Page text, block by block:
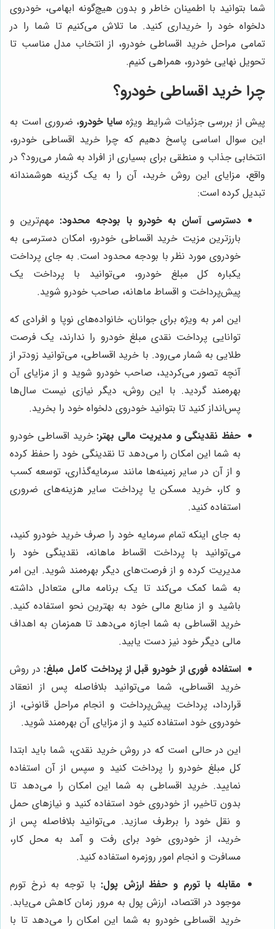
شما بتوانید با اطمینان خاطر و بدون هیچ‌گونه ابهامی، خودروی
دلخواه خود را خریداری کنید. ما تلاش می‌کنیم تا شما را در
تمامی مراحل خرید اقساطی خودرو، از انتخاب مدل مناسب تا
تحویل نهایی خودرو، همراهی کنیم.
چرا خرید اقساطی خودرو؟
پیش از بررسی جزئیات شرایط ویژه سایا خودرو، ضروری است به
این سوال اساسی پاسخ دهیم که چرا خرید اقساطی خودرو،
انتخابی جذاب و منطقی برای بسیاری از افراد به شمار می‌رود؟ در
واقع، مزایای این روش خرید، آن را به یک گزینه هوشمندانه
تبدیل کرده است:
دسترسی آسان به خودرو با بودجه محدود: مهم‌ترین و
بارزترین مزیت خرید اقساطی خودرو، امکان دسترسی به
خودروی مورد نظر با بودجه محدود است. به جای پرداخت
یکباره کل مبلغ خودرو، می‌توانید با پرداخت یک
پیش‌پرداخت و اقساط ماهانه، صاحب خودرو شوید.
این امر به ویژه برای جوانان، خانواده‌های نوپا و افرادی که
توانایی پرداخت نقدی مبلغ خودرو را ندارند، یک فرصت
طلایی به شمار می‌رود. با خرید اقساطی، می‌توانید زودتر از
آنچه تصور می‌کردید، صاحب خودرو شوید و از مزایای آن
بهره‌مند گردید. با این روش، دیگر نیازی نیست سال‌ها
پس‌انداز کنید تا بتوانید خودروی دلخواه خود را بخرید.
حفظ نقدینگی و مدیریت مالی بهتر: خرید اقساطی خودرو
به شما این امکان را می‌دهد تا نقدینگی خود را حفظ کرده
و از آن در سایر زمینه‌ها مانند سرمایه‌گذاری، توسعه کسب
و کار، خرید مسکن یا پرداخت سایر هزینه‌های ضروری
استفاده کنید.
به جای اینکه تمام سرمایه خود را صرف خرید خودرو کنید،
می‌توانید با پرداخت اقساط ماهانه، نقدینگی خود را
مدیریت کرده و از فرصت‌های دیگر بهره‌مند شوید. این امر
به شما کمک می‌کند تا یک برنامه مالی متعادل داشته
باشید و از منابع مالی خود به بهترین نحو استفاده کنید.
خرید اقساطی به شما اجازه می‌دهد تا همزمان به اهداف
مالی دیگر خود نیز دست یابید.
استفاده فوری از خودرو قبل از پرداخت کامل مبلغ: در روش
خرید اقساطی، شما می‌توانید بلافاصله پس از انعقاد
قرارداد، پرداخت پیش‌پرداخت و انجام مراحل قانونی، از
خودروی خود استفاده کنید و از مزایای آن بهره‌مند شوید.
این در حالی است که در روش خرید نقدی، شما باید ابتدا
کل مبلغ خودرو را پرداخت کنید و سپس از آن استفاده
نمایید. خرید اقساطی به شما این امکان را می‌دهد تا
بدون تاخیر، از خودروی خود استفاده کنید و نیازهای حمل
و نقل خود را برطرف سازید. می‌توانید بلافاصله پس از
خرید، از خودروی خود برای رفت و آمد به محل کار،
مسافرت و انجام امور روزمره استفاده کنید.
مقابله با تورم و حفظ ارزش پول: با توجه به نرخ تورم
موجود در اقتصاد، ارزش پول به مرور زمان کاهش می‌یابد.
خرید اقساطی خودرو به شما این امکان را می‌دهد تا با